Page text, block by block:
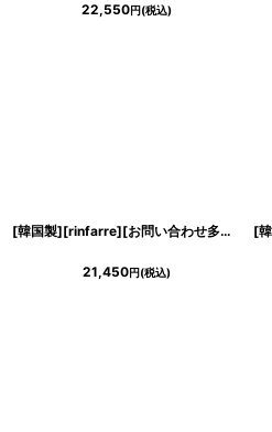
22,550円(税込)
[韓国製][rinfarre][お問い合わせ多数!!再入荷]ブラック・パンチング・刺繍・ハイネック・シンプル・ノースリーブ・タイト・ミディアムドレス・ワンピース[MIRIN着用][送料無料]
21,450円(税込)